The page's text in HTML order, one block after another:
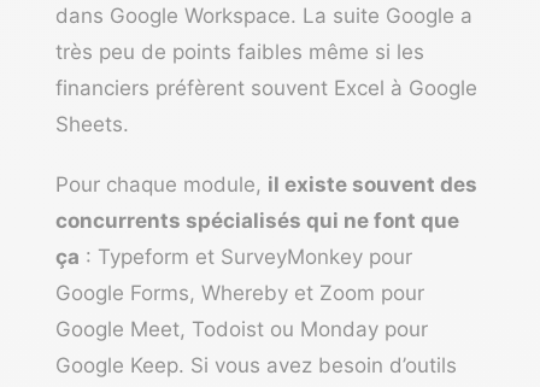
dans Google Workspace. La suite Google a
très peu de points faibles même si les
financiers préfèrent souvent Excel à Google
Sheets.
Pour chaque module, il existe souvent des
concurrents spécialisés qui ne font que
ça : Typeform et SurveyMonkey pour
Google Forms, Whereby et Zoom pour
Google Meet, Todoist ou Monday pour
Google Keep. Si vous avez besoin d’outils